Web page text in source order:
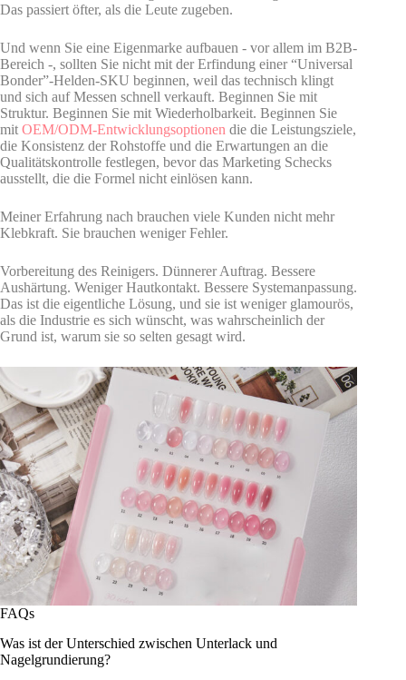
Das passiert öfter, als die Leute zugeben.
Und wenn Sie eine Eigenmarke aufbauen - vor allem im B2B-
Bereich -, sollten Sie nicht mit der Erfindung einer “Universal
Bonder”-Helden-SKU beginnen, weil das technisch klingt
und sich auf Messen schnell verkauft. Beginnen Sie mit
Struktur. Beginnen Sie mit Wiederholbarkeit. Beginnen Sie
mitOEM/ODM-Entwicklungsoptionen die die Leistungsziele,
die Konsistenz der Rohstoffe und die Erwartungen an die
Qualitätskontrolle festlegen, bevor das Marketing Schecks
ausstellt, die die Formel nicht einlösen kann.
Meiner Erfahrung nach brauchen viele Kunden nicht mehr
Klebkraft. Sie brauchen weniger Fehler.
Vorbereitung des Reinigers. Dünnerer Auftrag. Bessere
Aushärtung. Weniger Hautkontakt. Bessere Systemanpassung.
Das ist die eigentliche Lösung, und sie ist weniger glamourös,
als die Industrie es sich wünscht, was wahrscheinlich der
Grund ist, warum sie so selten gesagt wird.
FAQs
Was ist der Unterschied zwischen Unterlack und
Nagelgrundierung?